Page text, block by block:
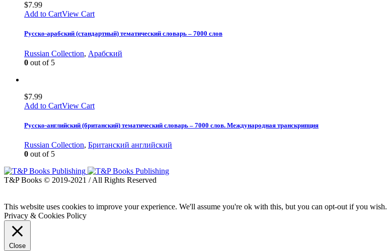
$7.99
Add to CartView Cart
Русско-арабский (стандартный) тематический словарь – 7000 слов
Russian Collection, Арабский
0 out of 5
$7.99
Add to CartView Cart
Русско-английский (британский) тематический словарь – 7000 слов. Международная транскрипция
Russian Collection, Британский английский
0 out of 5
T&P Books © 2019-2021 / All Rights Reserved
This website uses cookies to improve your experience. We'll assume you're ok with this, but you can opt-out if you wish.
Privacy & Cookies Policy
Close